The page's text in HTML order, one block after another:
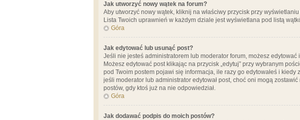
Jak utworzyć nowy wątek na forum?
Aby utworzyć nowy wątek, kliknij na właściwy przycisk przy
Lista Twoich uprawnień w każdym dziale jest wyświetlana pod listą
Góra
Jak edytować lub usunąć post?
Jeśli nie jesteś administratorem lub moderator forum, możesz
Możesz edytować post klikając na przycisk „edytuj” przy wybranym
pod Twoim postem pojawi się informacja, ile razy go edytowałeś i
jeśli moderator lub administrator edytował post, choć oni mogą
postów, gdy ktoś już na nie odpowiedział.
Góra
Jak dodawać podpis do moich postów?